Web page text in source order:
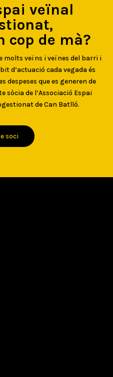
veïnal
cop de mà?
molts veïns i veïnes del barri i
d’actuació cada vegada és
despeses que es generen de
de l’Associació Espai
de Can Batlló.
soci